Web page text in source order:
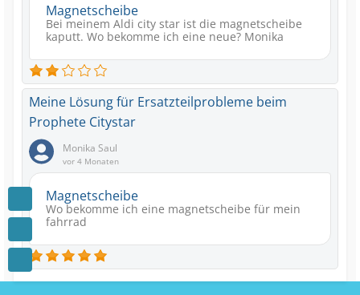
Magnetscheibe
Bei meinem Aldi city star ist die magnetscheibe
kaputt. Wo bekomme ich eine neue? Monika
Meine Lösung für Ersatzteilprobleme beim
Prophete Citystar
Monika Saul
vor 4 Monaten
Magnetscheibe
Wo bekomme ich eine magnetscheibe für mein
fahrrad